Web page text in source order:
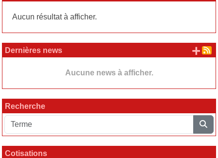
Aucun résultat à afficher.
Dernières news
Aucune news à afficher.
+
Recherche
Cotisations